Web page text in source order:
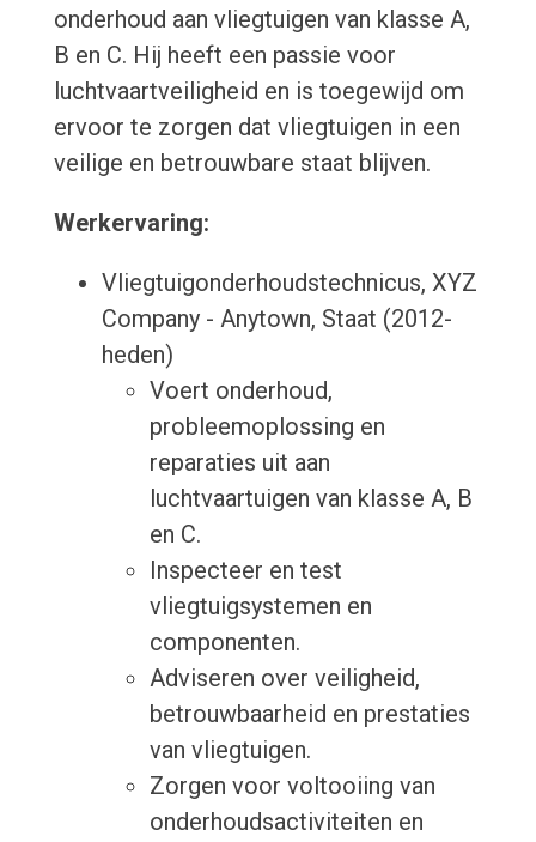
onderhoud aan vliegtuigen van klasse A,
B en C. Hij heeft een passie voor
luchtvaartveiligheid en is toegewijd om
ervoor te zorgen dat vliegtuigen in een
veilige en betrouwbare staat blijven.
Werkervaring:
Vliegtuigonderhoudstechnicus, XYZ
Company - Anytown, Staat (2012-
heden)
Voert onderhoud,
probleemoplossing en
reparaties uit aan
luchtvaartuigen van klasse A, B
en C.
Inspecteer en test
vliegtuigsystemen en
componenten.
Adviseren over veiligheid,
betrouwbaarheid en prestaties
van vliegtuigen.
Zorgen voor voltooiing van
onderhoudsactiviteiten en